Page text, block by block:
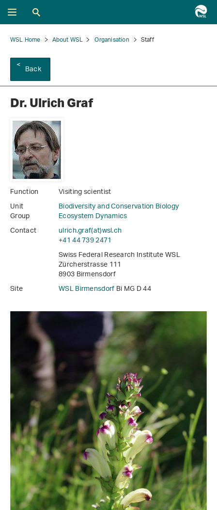
WSL Home About WSL Organisation Staff
Back
Dr. Ulrich Graf
Function
Visiting scientist
Unit
Biodiversity and Conservation Biology
Group
Ecosystem Dynamics
Contact
ulrich.graf(at)wsl.ch
+41 44 739 2471
Swiss Federal Research Institute WSL
Zürcherstrasse 111
8903 Birmensdorf
Site
WSL BirmensdorfBi MG D 44